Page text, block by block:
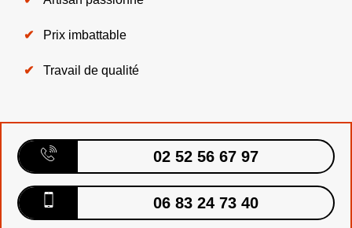
Prix imbattable
Travail de qualité
02 52 56 67 97
06 83 24 73 40